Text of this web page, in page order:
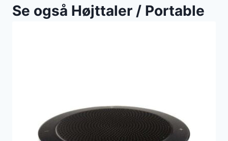
Se også Højttaler / Portable